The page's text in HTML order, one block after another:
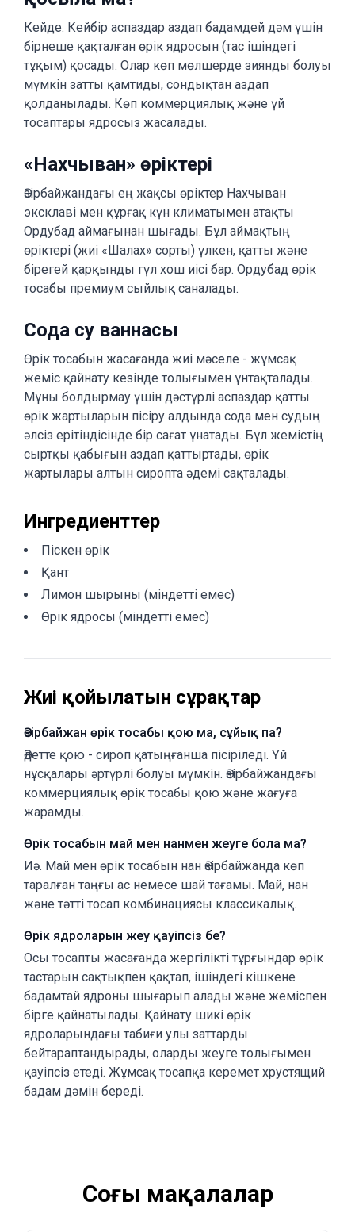
Кейде. Кейбір аспаздар аздап бадамдей дәм үшін
бірнеше қақталған өрік ядросын (тас ішіндегі
тұқым) қосады. Олар көп мөлшерде зиянды болуы
мүмкін затты қамтиды, сондықтан аздап
қолданылады. Көп коммерциялық және үй
тосаптары ядросыз жасалады.
«Нахчыван» өріктері
Әзірбайжандағы ең жақсы өріктер Нахчыван
эксклаві мен құрғақ күн климатымен атақты
Ордубад аймағынан шығады. Бұл аймақтың
өріктері (жиі «Шалах» сорты) үлкен, қатты және
бірегей қарқынды гүл хош иісі бар. Ордубад өрік
тосабы премиум сыйлық саналады.
Сода су ваннасы
Өрік тосабын жасағанда жиі мәселе - жұмсақ
жеміс қайнату кезінде толығымен ұнтақталады.
Мұны болдырмау үшін дәстүрлі аспаздар қатты
өрік жартыларын пісіру алдында сода мен судың
әлсіз ерітіндісінде бір сағат ұнатады. Бұл жемістің
сыртқы қабығын аздап қаттыртады, өрік
жартылары алтын сиропта әдемі сақталады.
Ингредиенттер
Піскен өрік
Қант
Лимон шырыны (міндетті емес)
Өрік ядросы (міндетті емес)
Жиі қойылатын сұрақтар
Әзірбайжан өрік тосабы қою ма, сұйық па?
Әдетте қою - сироп қатыңғанша пісіріледі. Үй
нұсқалары әртүрлі болуы мүмкін. Әзірбайжандағы
коммерциялық өрік тосабы қою және жағуға
жарамды.
Өрік тосабын май мен нанмен жеуге бола ма?
Иә. Май мен өрік тосабын нан Әзірбайжанда көп
таралған таңғы ас немесе шай тағамы. Май, нан
және тәтті тосап комбинациясы классикалық.
Өрік ядроларын жеу қауіпсіз бе?
Осы тосапты жасағанда жергілікті тұрғындар өрік
тастарын сақтықпен қақтап, ішіндегі кішкене
бадамтай ядроны шығарып алады және жеміспен
бірге қайнатылады. Қайнату шикі өрік
ядроларындағы табиғи улы заттарды
бейтараптандырады, оларды жеуге толығымен
қауіпсіз етеді. Жұмсақ тосапқа керемет хрустящий
бадам дәмін береді.
Соңғы мақалалар